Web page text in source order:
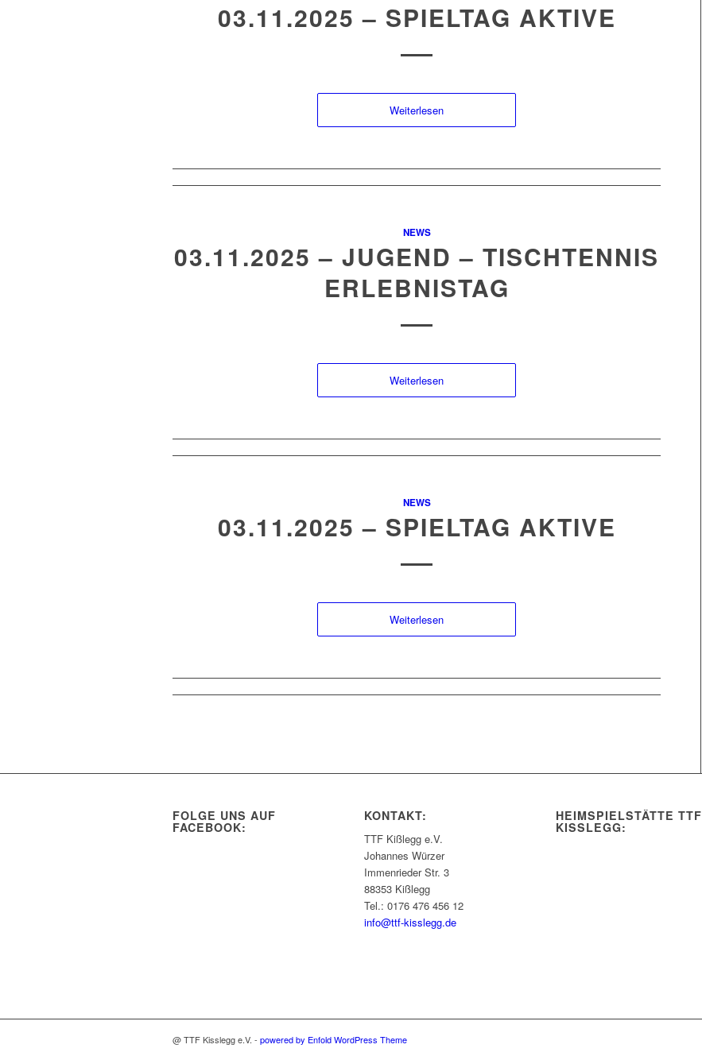
03.11.2025 – SPIELTAG AKTIVE
Weiterlesen
NEWS
03.11.2025 – JUGEND – TISCHTENNIS
ERLEBNISTAG
Weiterlesen
NEWS
03.11.2025 – SPIELTAG AKTIVE
Weiterlesen
FOLGE UNS AUF
FACEBOOK:
KONTAKT:
TTF Kißlegg e.V.
Johannes Würzer
Immenrieder Str. 3
88353 Kißlegg
Tel.: 0176 476 456 12
info@ttf-kisslegg.de
HEIMSPIELSTÄTTE TTF
KISSLEGG:
@ TTF Kisslegg e.V. - powered by Enfold WordPress Theme